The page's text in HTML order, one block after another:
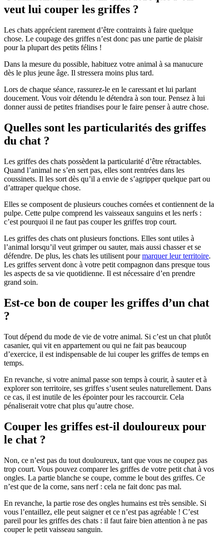
veut lui couper les griffes ?
Les chats apprécient rarement d’être contraints à faire quelque
chose. Le coupage des griffes n’est donc pas une partie de plaisir
pour la plupart des petits félins !
Dans la mesure du possible, habituez votre animal à sa manucure
dès le plus jeune âge. Il stressera moins plus tard.
Lors de chaque séance, rassurez-le en le caressant et lui parlant
doucement. Vous voir détendu le détendra à son tour. Pensez à lui
donner aussi de petites friandises pour le faire penser à autre chose.
Quelles sont les particularités des griffes
du chat ?
Les griffes des chats possèdent la particularité d’être rétractables.
Quand l’animal ne s’en sert pas, elles sont rentrées dans les
coussinets. Il les sort dès qu’il a envie de s’agripper quelque part ou
d’attraper quelque chose.
Elles se composent de plusieurs couches cornées et contiennent de la
pulpe. Cette pulpe comprend les vaisseaux sanguins et les nerfs :
c’est pourquoi il ne faut pas couper les griffes trop court.
Les griffes des chats ont plusieurs fonctions. Elles sont utiles à
l’animal lorsqu’il veut grimper ou sauter, mais aussi chasser et se
défendre. De plus, les chats les utilisent pourmarquer leur territoire.
Les griffes servent donc à votre petit compagnon dans presque tous
les aspects de sa vie quotidienne. Il est nécessaire d’en prendre
grand soin.
Est-ce bon de couper les griffes d’un chat
?
Tout dépend du mode de vie de votre animal. Si c’est un chat plutôt
casanier, qui vit en appartement ou qui ne fait pas beaucoup
d’exercice, il est indispensable de lui couper les griffes de temps en
temps.
En revanche, si votre animal passe son temps à courir, à sauter et à
explorer son territoire, ses griffes s’usent seules naturellement. Dans
ce cas, il est inutile de les épointer pour les raccourcir. Cela
pénaliserait votre chat plus qu’autre chose.
Couper les griffes est-il douloureux pour
le chat ?
Non, ce n’est pas du tout douloureux, tant que vous ne coupez pas
trop court. Vous pouvez comparer les griffes de votre petit chat à vos
ongles. La partie blanche se coupe, comme le bout des griffes. Ce
n’est que de la corne, sans nerf : cela ne fait donc pas mal.
En revanche, la partie rose des ongles humains est très sensible. Si
vous l’entaillez, elle peut saigner et ce n’est pas agréable ! C’est
pareil pour les griffes des chats : il faut faire bien attention à ne pas
couper le petit vaisseau sanguin.